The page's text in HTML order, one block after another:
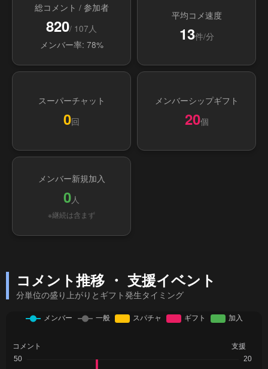
総コメント / 参加者
820/ 107人
メンバー率: 78%
平均コメ速度
13件/分
スーパーチャット
0回
メンバーシップギフト
20個
メンバー新規加入
0人
※継続は含まず
コメント推移 ・ 支援イベント
分単位の盛り上がりとギフト発生タイミング